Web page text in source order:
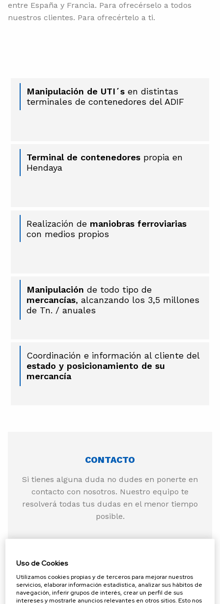
entre España y Francia. Para ofrecérselo a todos
nuestros clientes. Para ofrecértelo a ti.
Manipulación de UTI´s en distintas
terminales de contenedores del ADIF
Terminal de contenedores propia en
Hendaya
Realización de maniobras ferroviarias
con medios propios
Manipulación de todo tipo de
mercancías, alcanzando los 3,5 millones
de Tn. / anuales
Coordinación e información al cliente del
estado y posicionamiento de su
mercancía
CONTACTO
Si tienes alguna duda no dudes en ponerte en
contacto con nosotros. Nuestro equipo te
resolverá todas tus dudas en el menor tiempo
posible.
Empresa
Uso de Cookies
Utilizamos cookies propias y de terceros para mejorar nuestros
servicios, elaborar información estadística, analizar sus hábitos de
navegación, inferir grupos de interés, crear un perfil de sus
intereses y mostrarle anuncios relevantes en otros sitios. Esto nos